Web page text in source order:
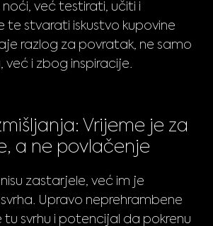
noći, već testirati, učiti i
te stvarati iskustvo kupovine
razlog za povratak, ne samo
već i zbog inspiracije.
Vrijeme je za
a ne povlačenje
zastarjele, već im je
Upravo neprehrambene
svrhu i potencijal da pokrenu